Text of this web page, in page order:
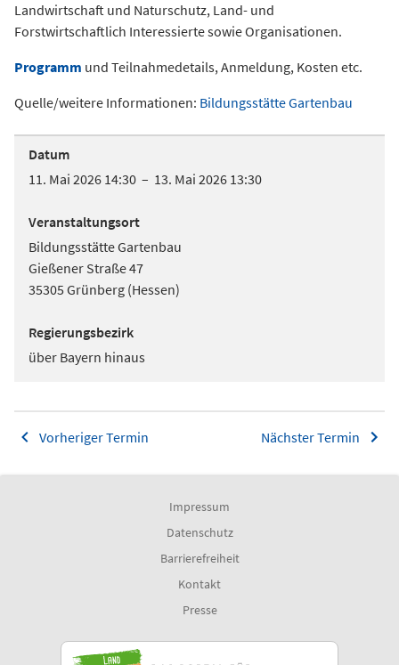
Landwirtschaft und Naturschutz, Land- und
Forstwirtschaftlich Interessierte sowie Organisationen.
Programm und Teilnahmedetails, Anmeldung, Kosten etc.
Quelle/weitere Informationen: Bildungsstätte Gartenbau
Datum
11. Mai 2026 14:30 – 13. Mai 2026 13:30
Veranstaltungsort
Bildungsstätte Gartenbau
Gießener Straße 47
35305 Grünberg (Hessen)
Regierungsbezirk
über Bayern hinaus
Vorheriger Termin Nächster Termin
Impressum
Datenschutz
Barrierefreiheit
Kontakt
Presse